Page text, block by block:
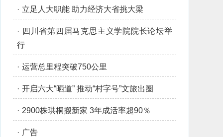
· 立足人大职能 助力经济大省挑大梁
· 四川省第四届马克思主义学院院长论坛举
行
· 运营总里程突破750公里
· 开启六大“晒道” 推动“村字号”文旅出圈
· 2900株珙桐搬新家 3年成活率超90％
· 广告